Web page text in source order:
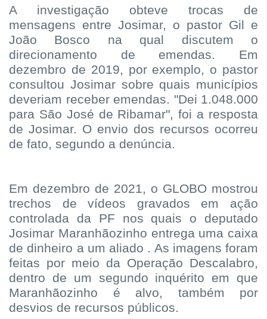
A investigação obteve trocas de
mensagens entre Josimar, o pastor Gil e
João Bosco na qual discutem o
direcionamento de emendas. Em
dezembro de 2019, por exemplo, o pastor
consultou Josimar sobre quais municípios
deveriam receber emendas. "Dei 1.048.000
para São José de Ribamar", foi a resposta
de Josimar. O envio dos recursos ocorreu
de fato, segundo a denúncia.
Em dezembro de 2021, o GLOBO mostrou
trechos de vídeos gravados em ação
controlada da PF nos quais o deputado
Josimar Maranhãozinho entrega uma caixa
de dinheiro a um aliado . As imagens foram
feitas por meio da Operação Descalabro,
dentro de um segundo inquérito em que
Maranhãozinho é alvo, também por
desvios de recursos públicos.